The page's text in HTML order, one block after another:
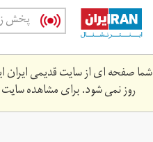
Skip
main
content
پخش
شما صفحه ای از سایت قدیمی ایران
روز نمی شود. برای مشاهده